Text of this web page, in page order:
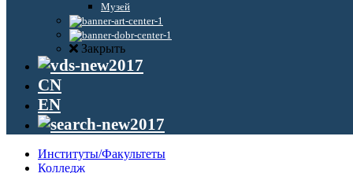
Музей
Закрыть
CN
EN
Институты/Факультеты
Колледж